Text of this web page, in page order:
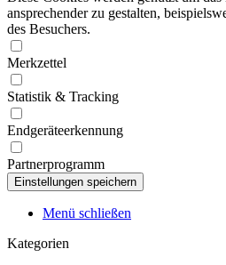
ansprechender zu gestalten,
des Besuchers.
Merkzettel
Statistik & Tracking
Endgeräteerkennung
Partnerprogramm
Menü schließen
Kategorien